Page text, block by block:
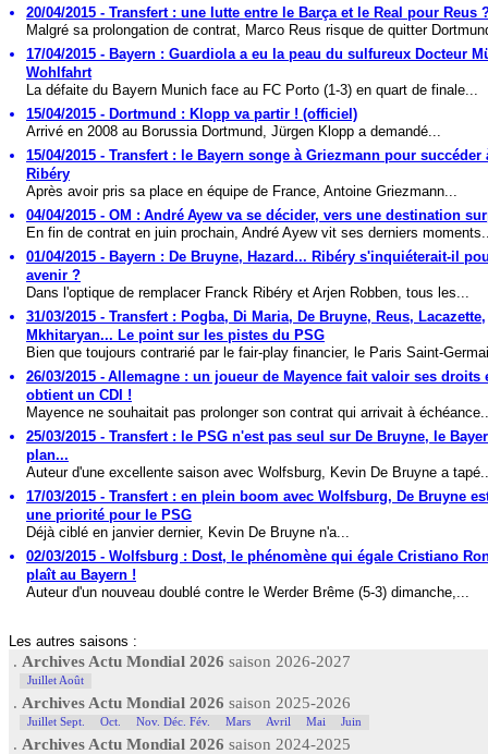
20/04/2015 - Transfert : une lutte entre le Barça et le Real pour Reus
Malgré sa prolongation de contrat, Marco Reus risque de quitter
17/04/2015 - Bayern : Guardiola a eu la peau du sulfureux Docteur
Wohlfahrt
La défaite du Bayern Munich face au FC Porto (1-3) en quart de finale...
15/04/2015 - Dortmund : Klopp va partir ! (officiel)
Arrivé en 2008 au Borussia Dortmund, Jürgen Klopp a demandé...
15/04/2015 - Transfert : le Bayern songe à Griezmann pour succéder
Ribéry
Après avoir pris sa place en équipe de France, Antoine Griezmann...
04/04/2015 - OM : André Ayew va se décider, vers une destination
En fin de contrat en juin prochain, André Ayew vit ses derniers
01/04/2015 - Bayern : De Bruyne, Hazard... Ribéry s'inquiéterait-il
avenir ?
Dans l'optique de remplacer Franck Ribéry et Arjen Robben, tous les...
31/03/2015 - Transfert : Pogba, Di Maria, De Bruyne, Reus, Lacazette,
Mkhitaryan... Le point sur les pistes du PSG
Bien que toujours contrarié par le fair-play financier, le Paris Saint-
26/03/2015 - Allemagne : un joueur de Mayence fait valoir ses droits
obtient un CDI !
Mayence ne souhaitait pas prolonger son contrat qui arrivait à
25/03/2015 - Transfert : le PSG n'est pas seul sur De Bruyne, le
plan...
Auteur d'une excellente saison avec Wolfsburg, Kevin De Bruyne a
17/03/2015 - Transfert : en plein boom avec Wolfsburg, De Bruyne
une priorité pour le PSG
Déjà ciblé en janvier dernier, Kevin De Bruyne n'a...
02/03/2015 - Wolfsburg : Dost, le phénomène qui égale Cristiano
plaît au Bayern !
Auteur d'un nouveau doublé contre le Werder Brême (5-3) dimanche,...
Les autres saisons :
. Archives Actu Mondial 2026 saison 2026-2027
Juillet Août
. Archives Actu Mondial 2026 saison 2025-2026
Juillet Sept. Oct. Nov. Déc. Fév. Mars Avril Mai Juin
. Archives Actu Mondial 2026 saison 2024-2025